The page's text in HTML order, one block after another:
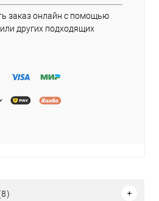
заказ онлайн с помощью
других подходящих